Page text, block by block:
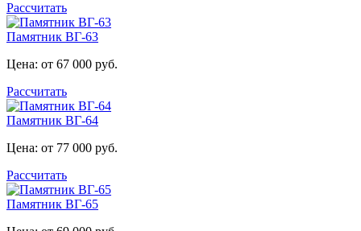
Рассчитать
Памятник ВГ-63
Цена: от 67 000 руб.
Рассчитать
Памятник ВГ-64
Цена: от 77 000 руб.
Рассчитать
Памятник ВГ-65